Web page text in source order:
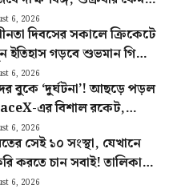
আবহাওয়া?
6, 2026
দিবসের সকালে ক্রিকেটে
ইতিহাস গড়বে শুভমান গিলের
আগেই হুঙ্কার ছাড়লেন গম্ভীর
6, 2026
বুকে ‘দুর্ঘটনা’! আছড়ে পড়ল
এর বিশাল রকেট,
ধরা পড়ল দৃশ্য
6, 2026
সেই ১০ সংস্থা, যেখানে
করতে চান সবাই! তালিকায়
বড় চমক
6, 2026